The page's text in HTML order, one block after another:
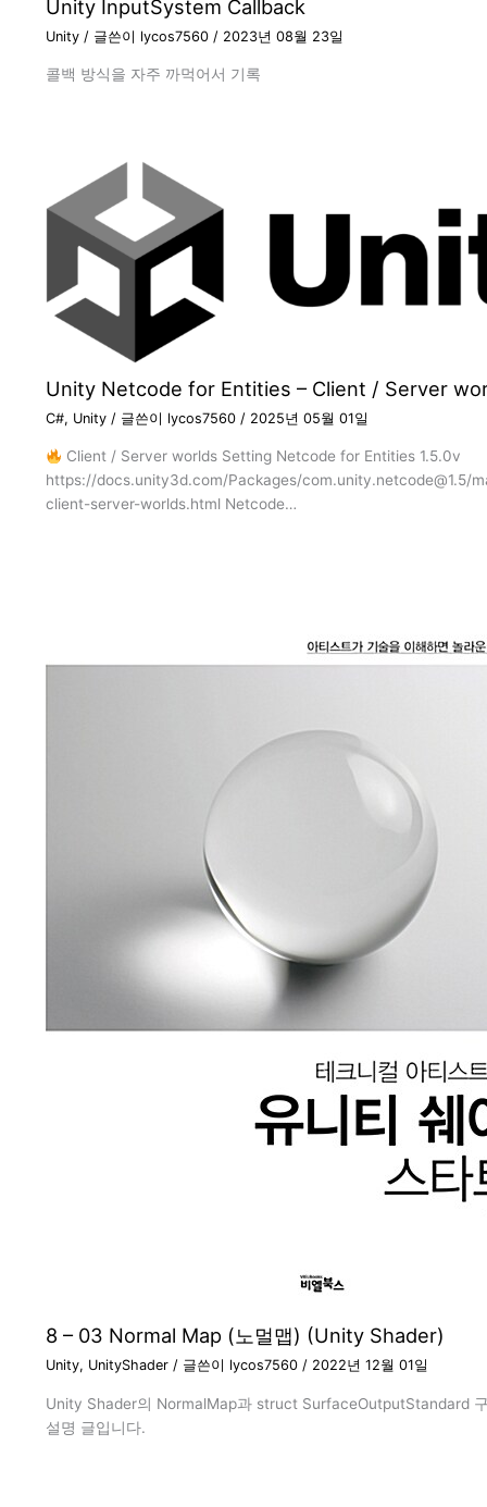
Unity InputSystem Callback
Unity/ 글쓴이 lycos7560 / 2023년 08월 23일
콜백 방식을 자주 까먹어서 기록
Unity Netcode for Entities – Client / Server
C#, Unity/ 글쓴이 lycos7560 / 2025년 05월 01일
Client / Server worlds Setting Netcode for Entities 1.5.0v
https://docs.unity3d.com/Packages/com.unity.netcode@1.5/
client-server-worlds.html Netcode…
8 – 03 Normal Map (노멀맵) (Unity Shader)
Unity, UnityShader/ 글쓴이 lycos7560 / 2022년 12월 01일
Unity Shader의 NormalMap과 struct SurfaceOutputStandard
설명 글입니다.